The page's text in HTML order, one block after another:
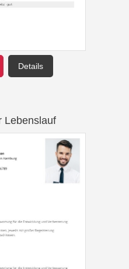
Details
Lebenslauf